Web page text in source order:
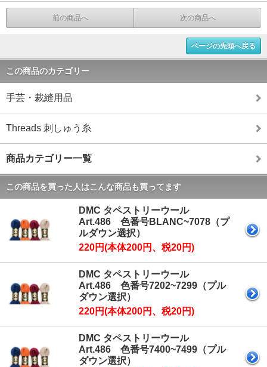
前の商品へ 次の商品へ
ページの先頭へ戻る
この商品のカテゴリー
手芸・裁縫用品
Threads 刺しゅう糸
商品カテゴリー一覧
この商品を買った人はこんな商品も買ってます
DMC タペストリーウール
Art.486 色番号BLANC~7078（プ
ルダウン選択）
220円(本体200円、税20円)
DMC タペストリーウール
Art.486 色番号7202~7299（プル
ダウン選択）
220円(本体200円、税20円)
DMC タペストリーウール
Art.486 色番号7400~7499（プル
ダウン選択）